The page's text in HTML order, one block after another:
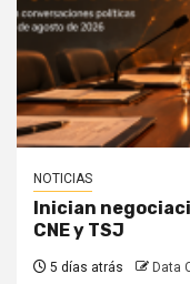
NOTICIAS
Inician
CNE y TSJ
5 días atrás Data